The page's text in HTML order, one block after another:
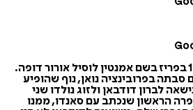
ז'ורז' סאנד נולדה ב-1804 בפריז בשם אמנטין לוסיל אורור דופה.
סבתה בפרובינציה נואן, נוף שהופיע
מספריה. ב-1822 נישאה לברון דודבאן ולזוג נולדו שני
ראה אור ספרה הראשון שנכתב עם סאנדו, ממנו